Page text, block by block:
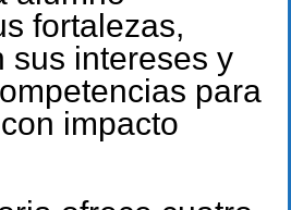
fortalezas,
sus intereses y
para
impacto